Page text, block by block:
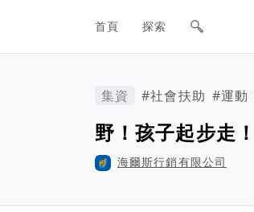
網站主要導航欄
首頁 探索
集資 #社會扶助 #運動
野！孩子起步走！
海爾斯行銷有限公司